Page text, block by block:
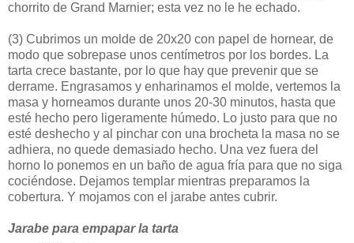
chorrito de Grand Marnier; esta vez no le he echado.
(3) Cubrimos un molde de 20x20 con papel de hornear, de
modo que sobrepase unos centímetros por los bordes. La
tarta crece bastante, por lo que hay que prevenir que se
derrame. Engrasamos y enharinamos el molde, vertemos la
masa y horneamos durante unos 20-30 minutos, hasta que
esté hecho pero ligeramente húmedo. Lo justo para que no
esté deshecho y al pinchar con una brocheta la masa no se
adhiera, no quede demasiado hecho. Una vez fuera del
horno lo ponemos en un baño de agua fría para que no siga
cociéndose. Dejamos templar mientras preparamos la
cobertura. Y mojamos con el jarabe antes cubrir.
Jarabe para empapar la tarta